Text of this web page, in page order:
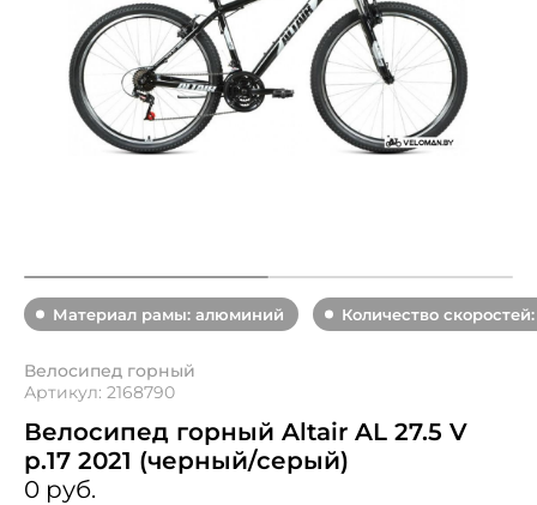
Материал рамы: алюминий Количество скоростей:
Велосипед горный
Артикул: 2168790
Велосипед горный Altair AL 27.5 V
р.17 2021 (черный/серый)
0 руб.